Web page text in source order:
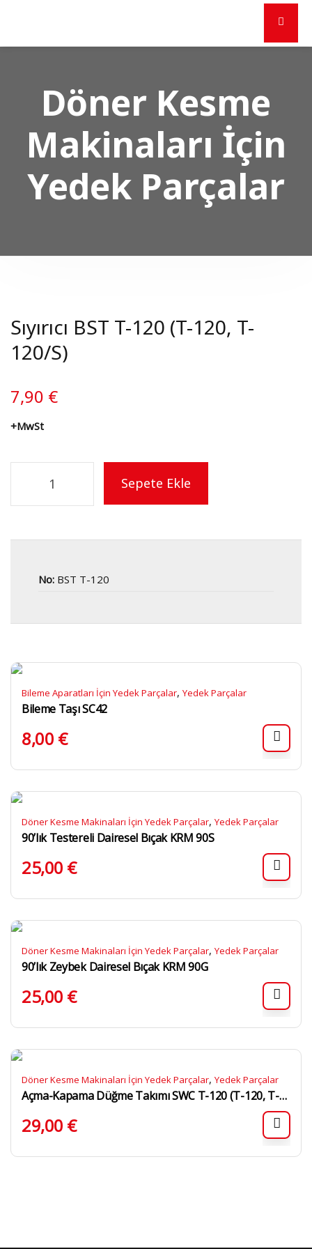
Döner Kesme
Makinaları İçin
Yedek Parçalar
Sıyırıcı BST T-120 (T-120, T-
120/S)
7,90 €
+MwSt
Sepete Ekle
No: BST T-120
Bileme Aparatları İçin Yedek Parçalar, Yedek Parçalar
Bileme Taşı SC42
8,00 €
Döner Kesme Makinaları İçin Yedek Parçalar, Yedek Parçalar
90’lık Testereli Dairesel Bıçak KRM 90S
25,00 €
Döner Kesme Makinaları İçin Yedek Parçalar, Yedek Parçalar
90’lık Zeybek Dairesel Bıçak KRM 90G
25,00 €
Döner Kesme Makinaları İçin Yedek Parçalar, Yedek Parçalar
Açma-Kapama Düğme Takımı SWC T-120 (T-120, T-120/S)
29,00 €